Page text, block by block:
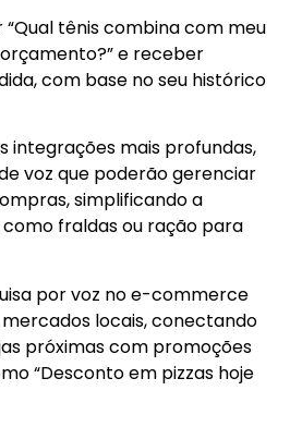
tênis combina com meu
e receber
com base no seu histórico
integrações mais profundas,
voz que poderão gerenciar
simplificando a
fraldas ou ração para
por voz no e-commerce
locais, conectando
próximas com promoções
“Desconto em pizzas hoje